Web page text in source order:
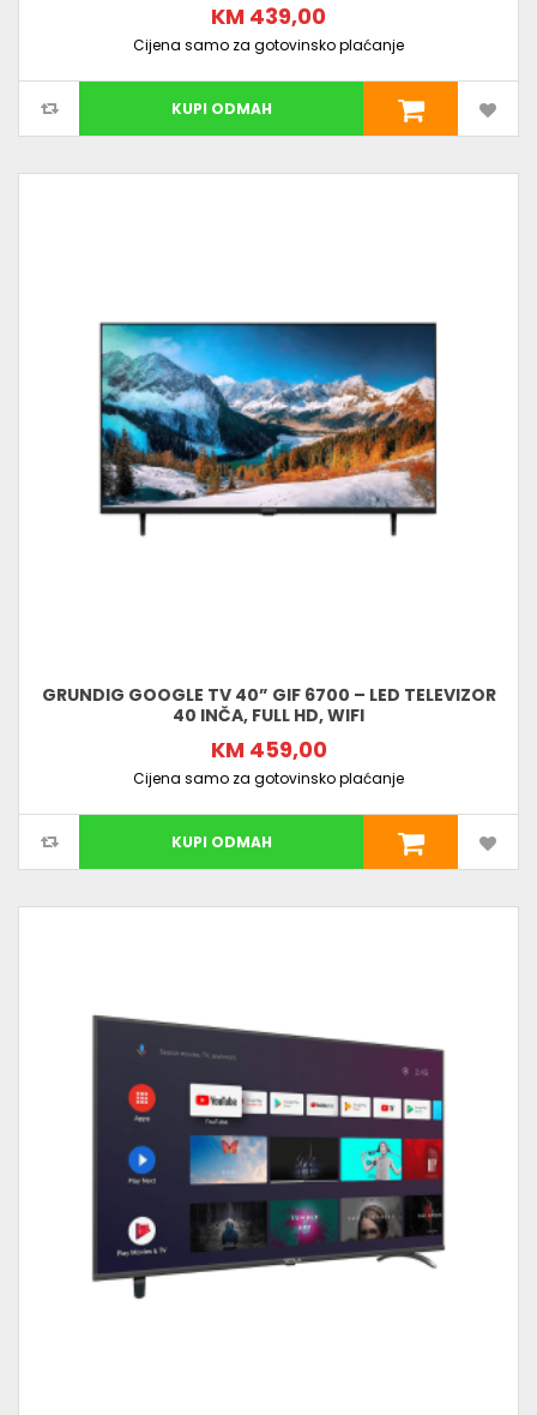
KM 439,00
Cijena samo za gotovinsko plaćanje
KUPI ODMAH
GRUNDIG GOOGLE TV 40” GIF 6700 – LED TELEVIZOR
40 INČA, FULL HD, WIFI
KM 459,00
Cijena samo za gotovinsko plaćanje
KUPI ODMAH